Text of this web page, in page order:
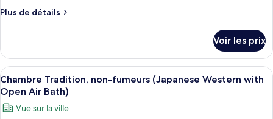
Premium,
(Japanese
Western
w/
Open
Plus de détails
Plus
le
type
de
chambre
Chambre
Premium,
Voir les prix
Afficher
toutes
les
photos
Une chambre d’hôtel avec deux
10
Chambre Tradition, non-fumeurs (Japanese Western with
Open Air Bath)
Vue sur la ville